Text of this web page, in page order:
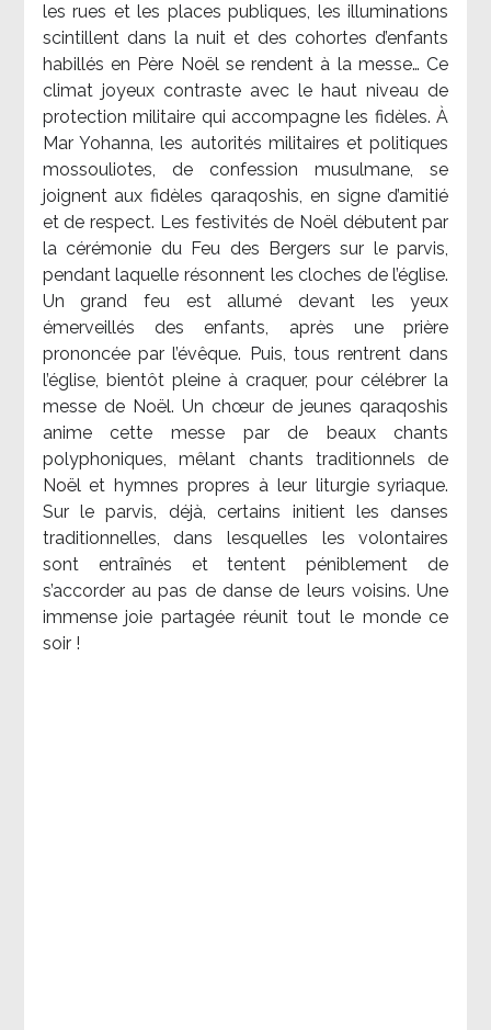
les rues et les places publiques, les illuminations
scintillent dans la nuit et des cohortes d’enfants
habillés en Père Noël se rendent à la messe… Ce
climat joyeux contraste avec le haut niveau de
protection militaire qui accompagne les fidèles. À
Mar Yohanna, les autorités militaires et politiques
mossouliotes, de confession musulmane, se
joignent aux fidèles qaraqoshis, en signe d’amitié
et de respect. Les festivités de Noël débutent par
la cérémonie du Feu des Bergers sur le parvis,
pendant laquelle résonnent les cloches de l’église.
Un grand feu est allumé devant les yeux
émerveillés des enfants, après une prière
prononcée par l’évêque. Puis, tous rentrent dans
l’église, bientôt pleine à craquer, pour célébrer la
messe de Noël. Un chœur de jeunes qaraqoshis
anime cette messe par de beaux chants
polyphoniques, mêlant chants traditionnels de
Noël et hymnes propres à leur liturgie syriaque.
Sur le parvis, déjà, certains initient les danses
traditionnelles, dans lesquelles les volontaires
sont entraînés et tentent péniblement de
s’accorder au pas de danse de leurs voisins. Une
immense joie partagée réunit tout le monde ce
soir !